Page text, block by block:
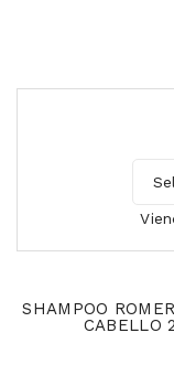
SHAMPOO
CABELLO